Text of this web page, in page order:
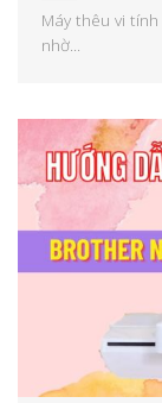
Máy thêu vi
nhờ...